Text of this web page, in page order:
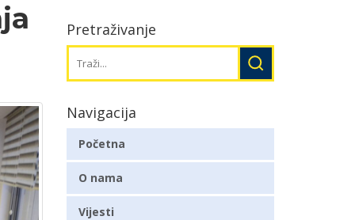
Pretraživanje
Navigacija
Početna
O nama
Vijesti